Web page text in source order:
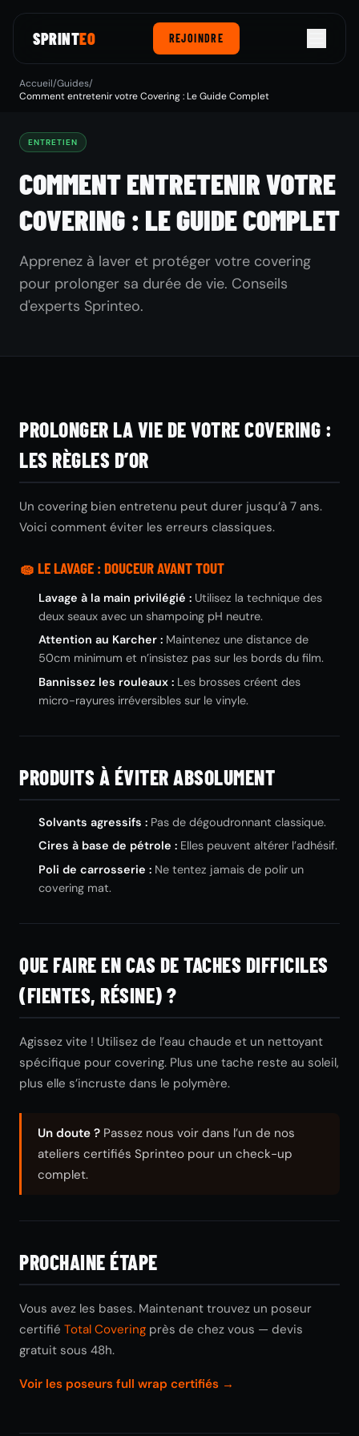
SPRINTEO REJOINDRE
Accueil/Guides/
Comment entretenir votre Covering : Le Guide Complet
ENTRETIEN
COMMENT ENTRETENIR VOTRE
COVERING : LE GUIDE COMPLET
Apprenez à laver et protéger votre covering
pour prolonger sa durée de vie. Conseils
d'experts Sprinteo.
PROLONGER LA VIE DE VOTRE COVERING :
LES RÈGLES D’OR
Un covering bien entretenu peut durer jusqu’à 7 ans.
Voici comment éviter les erreurs classiques.
🧽 LE LAVAGE : DOUCEUR AVANT TOUT
Lavage à la main privilégié : Utilisez la technique des
deux seaux avec un shampoing pH neutre.
Attention au Karcher : Maintenez une distance de
50cm minimum et n’insistez pas sur les bords du film.
Bannissez les rouleaux : Les brosses créent des
micro-rayures irréversibles sur le vinyle.
PRODUITS À ÉVITER ABSOLUMENT
Solvants agressifs : Pas de dégoudronnant classique.
Cires à base de pétrole : Elles peuvent altérer l’adhésif.
Poli de carrosserie : Ne tentez jamais de polir un
covering mat.
QUE FAIRE EN CAS DE TACHES DIFFICILES
(FIENTES, RÉSINE) ?
Agissez vite ! Utilisez de l’eau chaude et un nettoyant
spécifique pour covering. Plus une tache reste au soleil,
plus elle s’incruste dans le polymère.
Un doute ? Passez nous voir dans l’un de nos
ateliers certifiés Sprinteo pour un check-up
complet.
PROCHAINE ÉTAPE
Vous avez les bases. Maintenant trouvez un poseur
certifié Total Covering près de chez vous — devis
gratuit sous 48h.
Voir les poseurs full wrap certifiés →